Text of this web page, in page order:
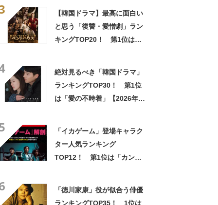
【韓国ドラマ】最高に面白い
と思う「復讐・愛憎劇」ラン
キングTOP20！ 第1位は
絶対見るべき「韓国ドラマ」
ランキングTOP30！ 第1位
は「愛の不時着」【2026年最
「イカゲーム」登場キャラク
ター人気ランキング
TOP12！ 第1位は「カン・
「徳川家康」役が似合う俳優
ランキングTOP35！ 1位は